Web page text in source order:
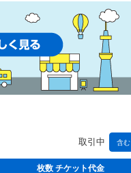
取引中 含む
枚数 チケット代金